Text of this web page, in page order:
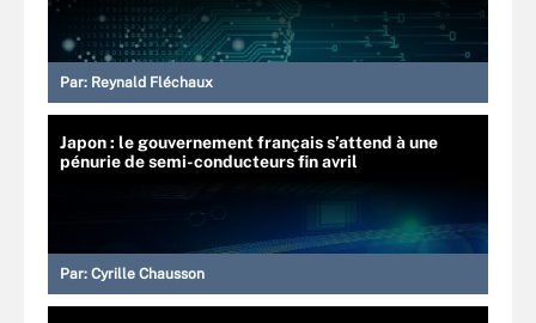
Par: Reynald Fléchaux
Japon : le gouvernement français s’attend à une
pénurie de semi-conducteurs fin avril
Par: Cyrille Chausson